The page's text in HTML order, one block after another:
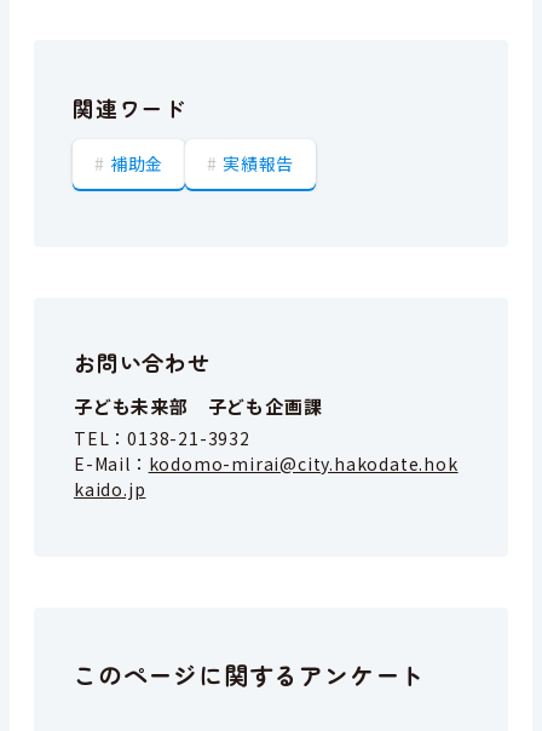
関連ワード
補助金 実績報告
お問い合わせ
子ども未来部 子ども企画課
TEL：0138-21-3932
E-Mail： kodomo-mirai@city.hakodate.hok
kaido.jp
このページに関するアンケート